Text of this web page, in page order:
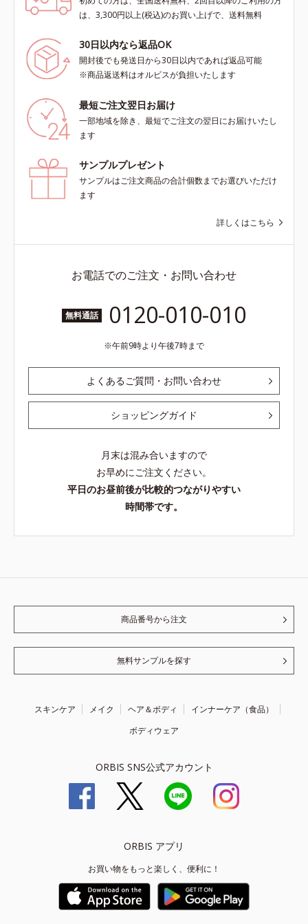
は、3,300円以上(税込)のお買い上げで、送料無料
30日以内なら返品OK
開封後でも発送日から30日以内であれば返品可能
※商品返送料はオルビスが負担いたします
最短ご注文翌日お届け
一部地域を除き、最短でご注文の翌日にお届けいたし
ます
サンプルプレゼント
サンプルはご注文商品の合計個数までお選びいただけ
ます
詳しくはこちら
お電話でのご注文・お問い合わせ
無料通話 0120-010-010
午前9時より午後7時まで
よくあるご質問・お問い合わせ
ショッピングガイド
月末は混み合いますので
お早めにご注文ください。
平日のお昼前後が比較的つながりやすい
時間帯です。
商品番号から注文
無料サンプルを探す
スキンケア メイク ヘア＆ボディ
インナーケア（食品）
ボディウェア
ORBIS SNS公式アカウント
ORBIS アプリ
お買い物をもっと楽しく、便利に！